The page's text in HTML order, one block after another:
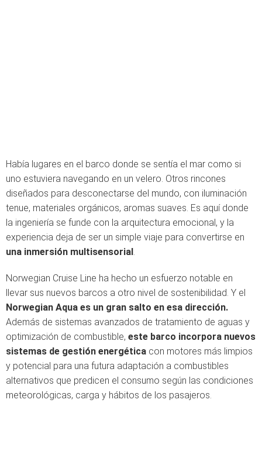
Había lugares en el barco donde se sentía el mar como si
uno estuviera navegando en un velero. Otros rincones
diseñados para desconectarse del mundo, con iluminación
tenue, materiales orgánicos, aromas suaves. Es aquí donde
la ingeniería se funde con la arquitectura emocional, y la
experiencia deja de ser un simple viaje para convertirse en
una inmersión multisensorial.
Norwegian Cruise Line ha hecho un esfuerzo notable en
llevar sus nuevos barcos a otro nivel de sostenibilidad. Y el
Norwegian Aqua es un gran salto en esa dirección.
Además de sistemas avanzados de tratamiento de aguas y
optimización de combustible, este barco incorpora nuevos
sistemas de gestión energética con motores más limpios
y potencial para una futura adaptación a combustibles
alternativos que predicen el consumo según las condiciones
meteorológicas, carga y hábitos de los pasajeros.